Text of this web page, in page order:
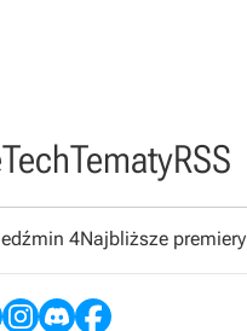
TechTematyRSS
4Najbliższe premiery